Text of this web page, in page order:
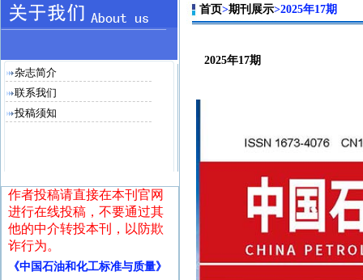
杂志简介
联系我们
投稿须知
作者投稿请直接在本刊官网
进行在线投稿，不要通过其
他的中介转投本刊，以防欺
诈行为。
《中国石油和化工标准与质量》
首页>期刊展示>2025年17期
2025年17期